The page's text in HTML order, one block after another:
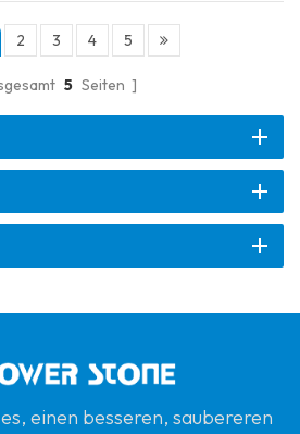
2 3 4 5
5 Seiten
einen besseren, saubereren